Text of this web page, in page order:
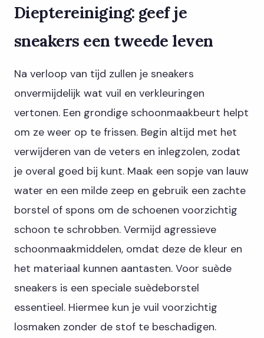
Dieptereiniging: geef je
sneakers een tweede leven
Na verloop van tijd zullen je sneakers
onvermijdelijk wat vuil en verkleuringen
vertonen. Een grondige schoonmaakbeurt helpt
om ze weer op te frissen. Begin altijd met het
verwijderen van de veters en inlegzolen, zodat
je overal goed bij kunt. Maak een sopje van lauw
water en een milde zeep en gebruik een zachte
borstel of spons om de schoenen voorzichtig
schoon te schrobben. Vermijd agressieve
schoonmaakmiddelen, omdat deze de kleur en
het materiaal kunnen aantasten. Voor suède
sneakers is een speciale suèdeborstel
essentieel. Hiermee kun je vuil voorzichtig
losmaken zonder de stof te beschadigen.